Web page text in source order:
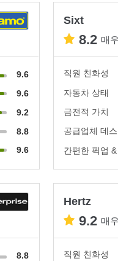
9.6
9.6
9.2
8.8
9.6
Sixt
8.2 매
직원 친화성
자동차 상태
금전적 가치
공급업체 데
간편한 픽업
8.8
Hertz
9.2 매
직원 친화성